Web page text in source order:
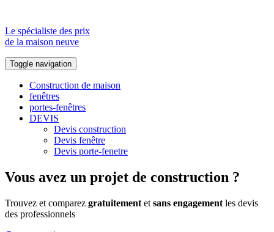
Le spécialiste des prix
de la maison neuve
Toggle navigation
Construction de maison
fenêtres
portes-fenêtres
DEVIS
Devis construction
Devis fenêtre
Devis porte-fenetre
Vous avez un projet de construction ?
Trouvez et comparez gratuitement et sans engagement les devis
des professionnels